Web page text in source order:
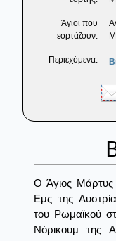
Άγιοι που
εορτάζουν:
Περιεχόμενα:
Ο Άγιος Μάρτυς
Εμς της
του Ρωμαϊκού
Νόρικουμ της